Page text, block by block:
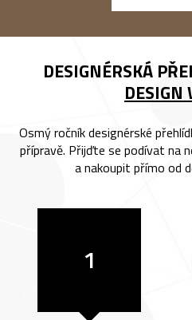
DESIGNÉRSKÁ
DESIGN
Osmý ročník designérské
přípravě. Přijďte se podívat na
a nakoupit přímo od
1